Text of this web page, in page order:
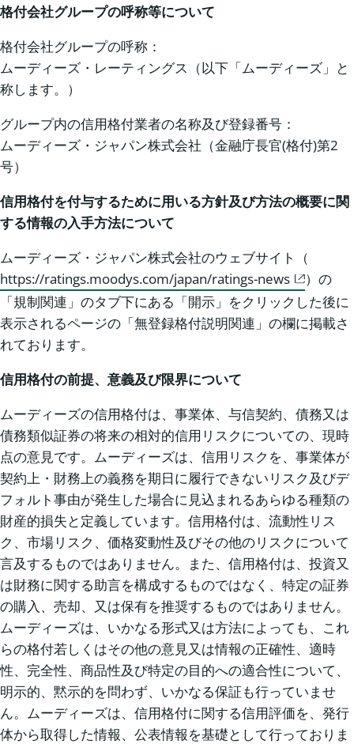
格付会社グループの呼称等について
格付会社グループの呼称：
ムーディーズ・レーティングス（以下「ムーディーズ」と
称します。）
グループ内の信用格付業者の名称及び登録番号：
ムーディーズ・ジャパン株式会社（金融庁長官(格付)第2
号）
信用格付を付与するために用いる方針及び方法の概要に関
する情報の入手方法について
ムーディーズ・ジャパン株式会社のウェブサイト（
https://ratings.moodys.com/japan/ratings-news
）の
「規制関連」のタブ下にある「開示」をクリックした後に
表示されるページの「無登録格付説明関連」の欄に掲載さ
れております。
信用格付の前提、意義及び限界について
ムーディーズの信用格付は、事業体、与信契約、債務又は
債務類似証券の将来の相対的信用リスクについての、現時
点の意見です。ムーディーズは、信用リスクを、事業体が
契約上・財務上の義務を期日に履行できないリスク及びデ
フォルト事由が発生した場合に見込まれるあらゆる種類の
財産的損失と定義しています。信用格付は、流動性リス
ク、市場リスク、価格変動性及びその他のリスクについて
言及するものではありません。また、信用格付は、投資又
は財務に関する助言を構成するものではなく、特定の証券
の購入、売却、又は保有を推奨するものではありません。
ムーディーズは、いかなる形式又は方法によっても、これ
らの格付若しくはその他の意見又は情報の正確性、適時
性、完全性、商品性及び特定の目的への適合性について、
明示的、黙示的を問わず、いかなる保証も行っていませ
ん。ムーディーズは、信用格付に関する信用評価を、発行
体から取得した情報、公表情報を基礎として行っておりま